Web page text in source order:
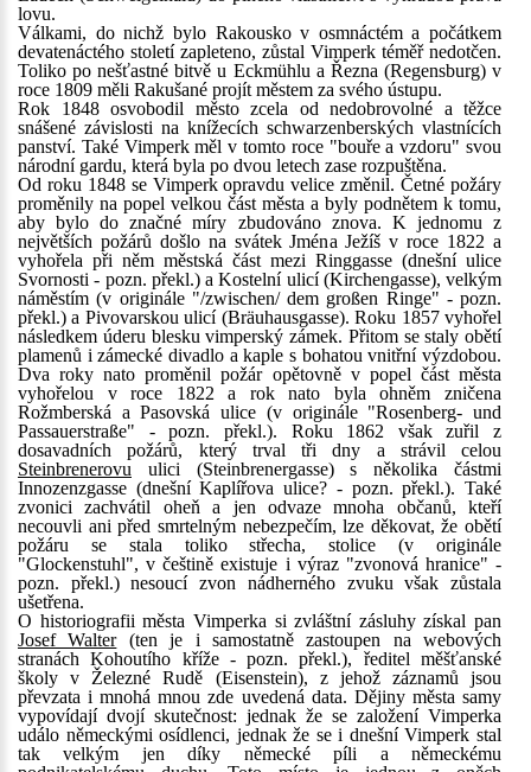
lovu.
Válkami, do nichž bylo Rakousko v osmnáctém a počátkem
devatenáctého století zapleteno, zůstal Vimperk téměř nedotčen.
Toliko po nešťastné bitvě u Eckmühlu a Řezna (Regensburg) v
roce 1809 měli Rakušané projít městem za svého ústupu.
Rok 1848 osvobodil město zcela od nedobrovolné a těžce
snášené závislosti na knížecích schwarzenberských vlastnících
panství. Také Vimperk měl v tomto roce "bouře a vzdoru" svou
národní gardu, která byla po dvou letech zase rozpuštěna.
Od roku 1848 se Vimperk opravdu velice změnil. Četné požáry
proměnily na popel velkou část města a byly podnětem k tomu,
aby bylo do značné míry zbudováno znova. K jednomu z
největších požárů došlo na svátek Jména Ježíš v roce 1822 a
vyhořela při něm městská část mezi Ringgasse (dnešní ulice
Svornosti - pozn. překl.) a Kostelní ulicí (Kirchengasse), velkým
náměstím (v originále "/zwischen/ dem großen Ringe" - pozn.
překl.) a Pivovarskou ulicí (Bräuhausgasse). Roku 1857 vyhořel
následkem úderu blesku vimperský zámek. Přitom se staly obětí
plamenů i zámecké divadlo a kaple s bohatou vnitřní výzdobou.
Dva roky nato proměnil požár opětovně v popel část města
vyhořelou v roce 1822 a rok nato byla ohněm zničena
Rožmberská a Pasovská ulice (v originále "Rosenberg- und
Passauerstraße" - pozn. překl.). Roku 1862 však zuřil z
dosavadních požárů, který trval tři dny a strávil celou
Steinbrenerovu ulici (Steinbrenergasse) s několika částmi
Innozenzgasse (dnešní Kaplířova ulice? - pozn. překl.). Také
zvonici zachvátil oheň a jen odvaze mnoha občanů, kteří
necouvli ani před smrtelným nebezpečím, lze děkovat, že obětí
požáru se stala toliko střecha, stolice (v originále
"Glockenstuhl", v češtině existuje i výraz "zvonová hranice" -
pozn. překl.) nesoucí zvon nádherného zvuku však zůstala
ušetřena.
O historiografii města Vimperka si zvláštní zásluhy získal pan
Josef Walter(ten je i samostatně zastoupen na webových
stranách Kohoutího kříže - pozn. překl.), ředitel měšťanské
školy v Železné Rudě (Eisenstein), z jehož záznamů jsou
převzata i mnohá mnou zde uvedená data. Dějiny města samy
vypovídají dvojí skutečnost: jednak že se založení Vimperka
událo německými osídlenci, jednak že se i dnešní Vimperk stal
tak velkým jen díky německé píli a německému